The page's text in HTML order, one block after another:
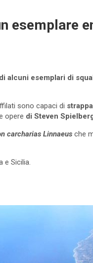
esemplare
alcuni esemplari di
sono capaci di
opere di Steven
carcharias Linnaeus che
e Sicilia.